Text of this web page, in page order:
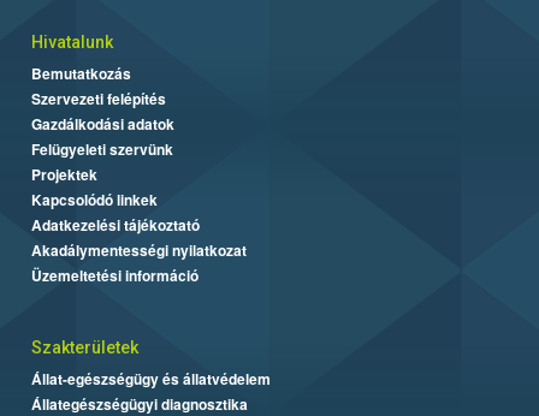
Hivatalunk
Bemutatkozás
Szervezeti felépítés
Gazdálkodási adatok
Felügyeleti szervünk
Projektek
Kapcsolódó linkek
Adatkezelési tájékoztató
Akadálymentességi nyilatkozat
Üzemeltetési információ
Szakterületek
Állat-egészségügy és állatvédelem
Állategészségügyi diagnosztika